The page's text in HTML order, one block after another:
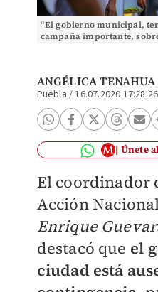
“El gobierno municipal,
campaña importante,
ANGÉLICA TENAHUA
Puebla /16.07.2020 17:28:26
Únete
El coordinador
Acción
Enrique
destacó que el
ciudad está